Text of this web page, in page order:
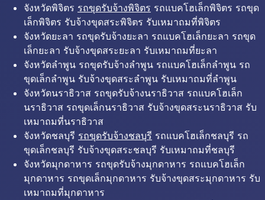
จังหวัดพิจิตร รถขุดรับจ้างพิจิตร รถแบคโฮเล็กพิจิตร รถขุด
เล็กพิจิตร รับจ้างขุดสระพิจิตร รับเหมาถมที่พิจิตร
จังหวัดยะลา รถขุดรับจ้างยะลา รถแบคโฮเล็กยะลา รถขุด
เล็กยะลา รับจ้างขุดสระยะลา รับเหมาถมที่ยะลา
จังหวัดลำพูน รถขุดรับจ้างลำพูน รถแบคโฮเล็กลำพูน รถ
ขุดเล็กลำพูน รับจ้างขุดสระลำพูน รับเหมาถมที่ลำพูน
จังหวัดนราธิวาส รถขุดรับจ้างนราธิวาส รถแบคโฮเล็ก
นราธิวาส รถขุดเล็กนราธิวาส รับจ้างขุดสระนราธิวาส รับ
เหมาถมที่นราธิวาส
จังหวัดชลบุรี รถขุดรับจ้างชลบุรี รถแบคโฮเล็กชลบุรี รถ
ขุดเล็กชลบุรี รับจ้างขุดสระชลบุรี รับเหมาถมที่ชลบุรี
จังหวัดมุกดาหาร รถขุดรับจ้างมุกดาหาร รถแบคโฮเล็ก
มุกดาหาร รถขุดเล็กมุกดาหาร รับจ้างขุดสระมุกดาหาร รับ
เหมาถมที่มุกดาหาร